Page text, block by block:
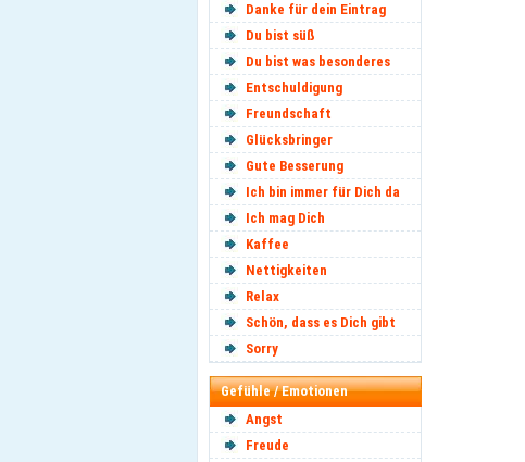
Danke für dein Eintrag
Du bist süß
Du bist was besonderes
Entschuldigung
Freundschaft
Glücksbringer
Gute Besserung
Ich bin immer für Dich da
Ich mag Dich
Kaffee
Nettigkeiten
Relax
Schön, dass es Dich gibt
Sorry
Gefühle / Emotionen
Angst
Freude